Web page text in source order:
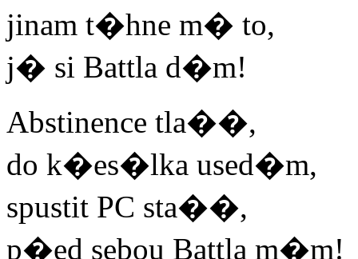
jinam t�hne m� to,
j� si Battla d�m!
Abstinence tla��,
do k�es�lka used�m,
spustit PC sta��,
p�ed sebou Battla m�m!